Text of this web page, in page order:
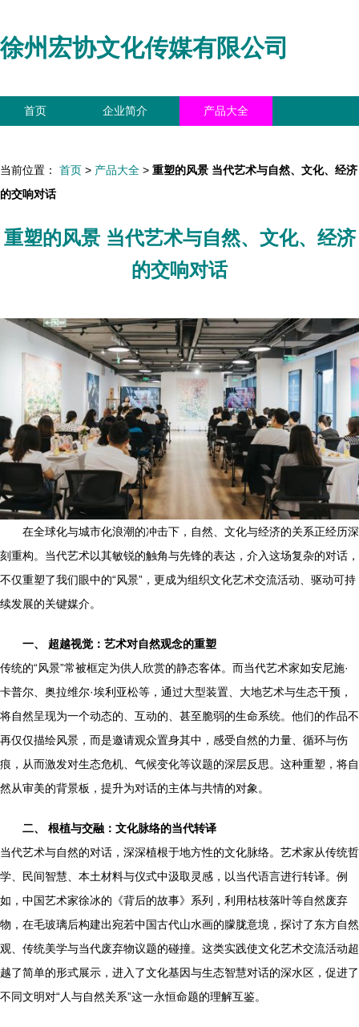
徐州宏协文化传媒有限公司
首页 企业简介 产品大全
当前位置： 首页 > 产品大全 > 重塑的风景 当代艺术与自然、文化、经济
的交响对话
重塑的风景 当代艺术与自然、文化、经济
的交响对话
在全球化与城市化浪潮的冲击下，自然、文化与经济的关系正经历深
刻重构。当代艺术以其敏锐的触角与先锋的表达，介入这场复杂的对话，
不仅重塑了我们眼中的“风景”，更成为组织文化艺术交流活动、驱动可持
续发展的关键媒介。
一、 超越视觉：艺术对自然观念的重塑
传统的“风景”常被框定为供人欣赏的静态客体。而当代艺术家如安尼施·
卡普尔、奥拉维尔·埃利亚松等，通过大型装置、大地艺术与生态干预，
将自然呈现为一个动态的、互动的、甚至脆弱的生命系统。他们的作品不
再仅仅描绘风景，而是邀请观众置身其中，感受自然的力量、循环与伤
痕，从而激发对生态危机、气候变化等议题的深层反思。这种重塑，将自
然从审美的背景板，提升为对话的主体与共情的对象。
二、 根植与交融：文化脉络的当代转译
当代艺术与自然的对话，深深植根于地方性的文化脉络。艺术家从传统哲
学、民间智慧、本土材料与仪式中汲取灵感，以当代语言进行转译。例
如，中国艺术家徐冰的《背后的故事》系列，利用枯枝落叶等自然废弃
物，在毛玻璃后构建出宛若中国古代山水画的朦胧意境，探讨了东方自然
观、传统美学与当代废弃物议题的碰撞。这类实践使文化艺术交流活动超
越了简单的形式展示，进入了文化基因与生态智慧对话的深水区，促进了
不同文明对“人与自然关系”这一永恒命题的理解互鉴。